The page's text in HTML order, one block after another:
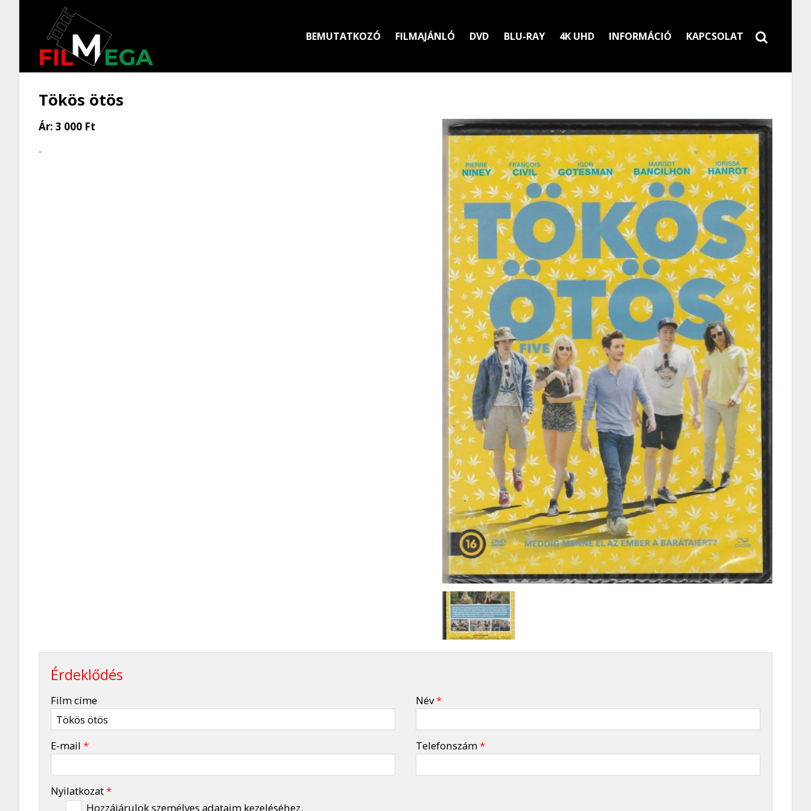
BEMUTATKOZÓ FILMAJÁNLÓ DVD BLU-RAY 4K UHD INFORMÁCIÓ KAPCSOLAT
Tökös ötös
Ár: 3 000 Ft
.
Érdeklődés
Film címe Név*
E-mail * Telefonszám*
Nyilatkozat*
Hozzájárulok személyes adataim kezeléséhez.